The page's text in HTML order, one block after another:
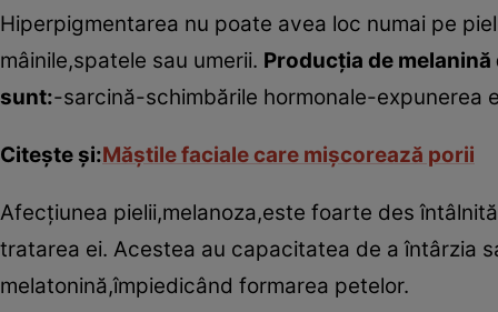
Hiperpigmentarea nu poate avea loc numai pe
mâinile,spatele sau umerii. Producţia de
sunt:-sarcină-schimbările hormonale-expunerea
Citeşte şi:Măştile faciale care mişcorează porii
Afecţiunea pielii,melanoza,este foarte des
tratarea ei. Acestea au capacitatea de a întârzia
melatonină,împiedicând formarea petelor.